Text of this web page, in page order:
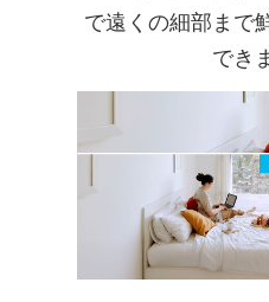
で遠くの細部まで
でき